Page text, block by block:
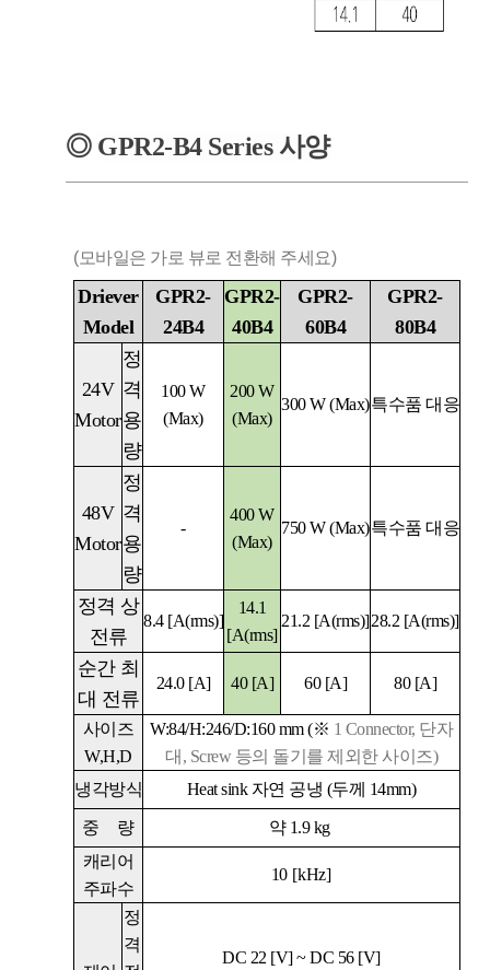
◎ GPR2-B4 Series 사양
(모바일은 가로 뷰로 전환해 주세요)
Driever
Model
GPR2-
24B4
GPR2-
40B4
GPR2-
60B4
GPR2-
80B4
24V
Motor
정
격
용
량
100 W
(Max)
200 W
(Max)
300 W (Max)특수품 대응
48V
Motor
정
격
용
량
-
400 W
(Max)
750 W (Max)특수품 대응
정격 상
전류
8.4 [A(rms)]
14.1
[A(rms]
21.2 [A(rms)]28.2 [A(rms)]
순간 최
대 전류
24.0 [A] 40 [A] 60 [A] 80 [A]
사이즈
W,H,D
W:84/H:246/D:160 mm (※ 1 Connector, 단자
대 , Screw 등의 돌기를 제외한 사이즈)
냉각방식
Heat sink 자연 공냉 (두께 14mm)
중 량
약 1.9 kg
캐리어
주파수
10 [kHz]
정
격
DC 22 [V] ~ DC 56 [V]